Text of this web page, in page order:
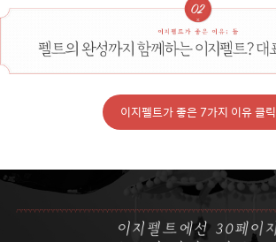
이지펠트가 좋은 7가지 이유 클릭